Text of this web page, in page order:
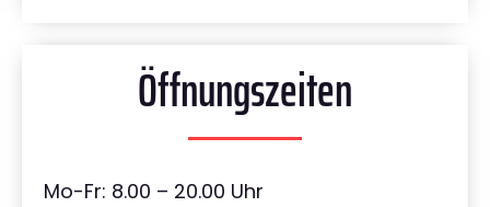
Öffnungszeiten
Mo-Fr: 8.00 – 20.00 Uhr